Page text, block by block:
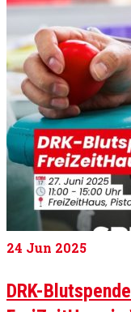
24 Jun 2025
DRK-